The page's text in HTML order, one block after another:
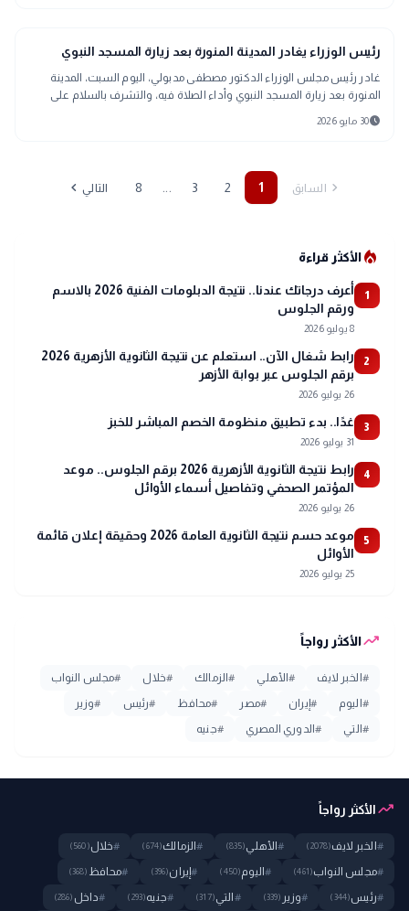
public
الأخبار المحلية
رئيس الوزراء يغادر المدينة المنورة بعد زيارة المسجد النبوي
غادر رئيس مجلس الوزراء الدكتور مصطفى مدبولي، اليوم السبت، المدينة
المنورة بعد زيارة المسجد النبوي وأداء الصلاة فيه، والتشرف بالسلام على
الرسول محمد صلى الله عليه وسلم وصاحبيه رضي الله عنهما.
schedule30 مايو 2026
chevron_right السابق 1
2
3
...
8 التاليchevron_left
local_fire_departmentالأكثر قراءة
1
أعرف درجاتك عندنا.. نتيجة الدبلومات الفنية 2026 بالاسم
ورقم الجلوس
8 يوليو 2026
2
رابط شغال الآن.. استعلم عن نتيجة الثانوية الأزهرية 2026
برقم الجلوس عبر بوابة الأزهر
26 يوليو 2026
3 غدًا.. بدء تطبيق منظومة الخصم المباشر للخبز
31 يوليو 2026
4
رابط نتيجة الثانوية الأزهرية 2026 برقم الجلوس.. موعد
المؤتمر الصحفي وتفاصيل أسماء الأوائل
26 يوليو 2026
5
موعد حسم نتيجة الثانوية العامة 2026 وحقيقة إعلان قائمة
الأوائل
25 يوليو 2026
trending_upالأكثر رواجاً
# الخبر لايف #الأهلي #الزمالك #خلال #مجلس النواب
# اليوم # إيران #مصر #محافظ #رئيس #وزير
# التي #الدوري المصري #جنيه
trending_upالأكثر رواجاً
# الخبر لايف(2078)
#الأهلي(835)
#الزمالك(674)
#خلال(560)
#مجلس النواب(461)
#اليوم(450)
#إيران(396)
#محافظ (368)
#رئيس(344)
#وزير (339)
# التي(317)
#جنيه(293)
#داخل (286)